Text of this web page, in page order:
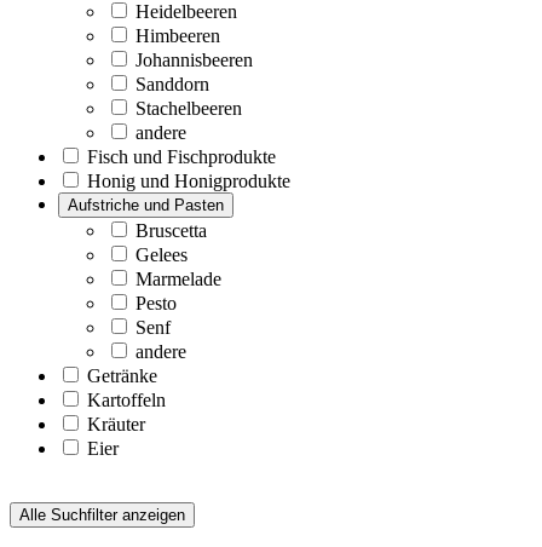
Heidelbeeren
Himbeeren
Johannisbeeren
Sanddorn
Stachelbeeren
andere
Fisch und Fischprodukte
Honig und Honigprodukte
Aufstriche und Pasten
Bruscetta
Gelees
Marmelade
Pesto
Senf
andere
Getränke
Kartoffeln
Kräuter
Eier
Alle Suchfilter anzeigen